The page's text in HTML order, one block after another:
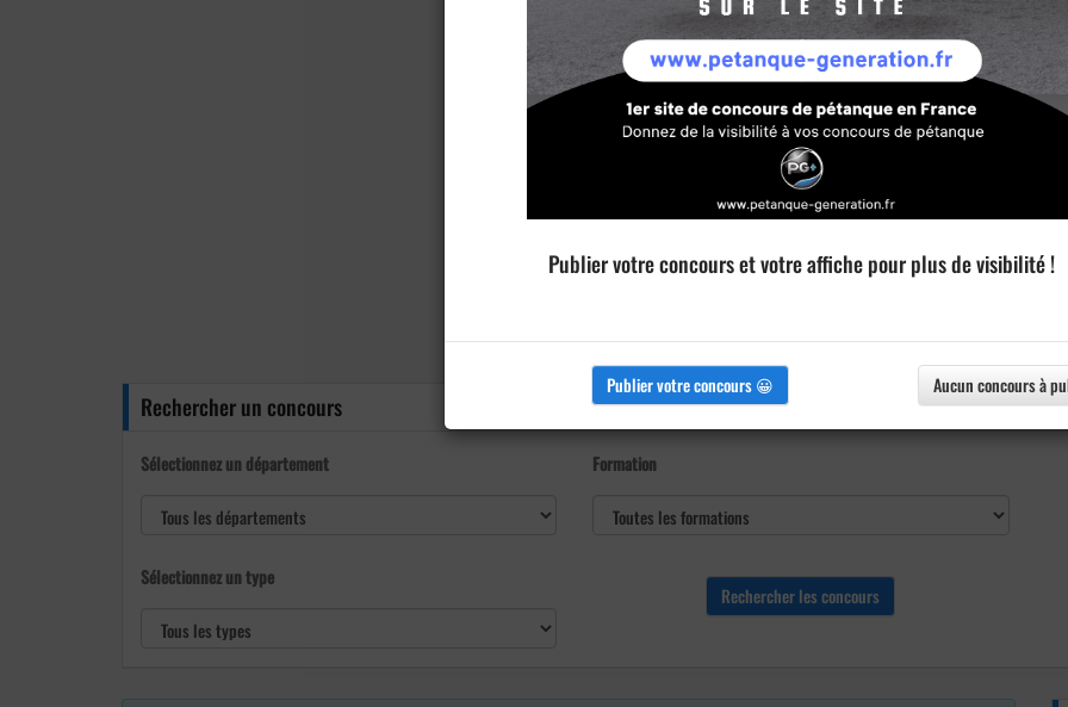
Rechercher un concours
Sélectionnez un département
Sélectionnez un type
Formation
Publier votre concours et votre affiche pour plus de visibilité !
Publier votre concours 😀 Aucun concours à